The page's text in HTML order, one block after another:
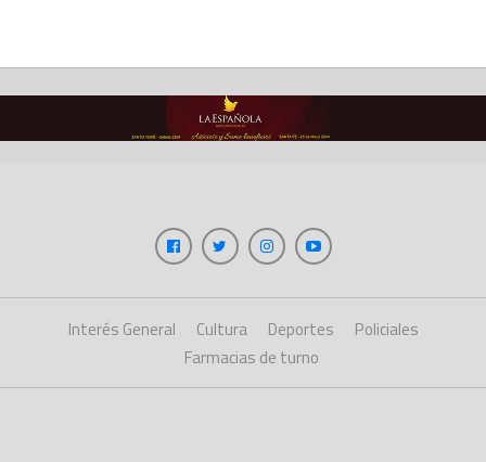
Interés General Cultura Deportes
Policiales
Farmacias de turno